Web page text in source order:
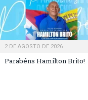
2 DE AGOSTO DE 2026
Parabéns Hamilton Brito!